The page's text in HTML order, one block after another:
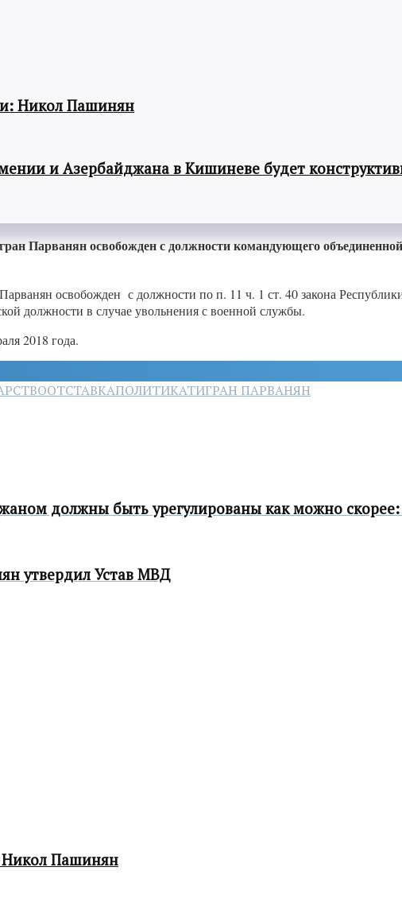
Никол Пашинян
и Азербайджана в Кишиневе будет
Парванян освобожден с должности командующего
Парванян освобожден с должности по п. 11 ч. 1 ст. 40 закона
должности в случае увольнения с военной службы.
2018 года.
ОТСТАВКАПОЛИТИКАТИГРАН ПАРВАНЯН
должны быть урегулированы как можно
утвердил Устав МВД
Пашинян